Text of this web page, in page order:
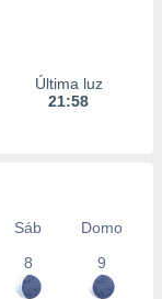
Última luz
21:58
Sáb
Domo
8 9